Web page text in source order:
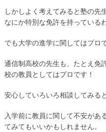
しかしよく考えてみると塾の先
なにか特別な免許を持っている
でも大学の進学に関してはプロで
通信制高校の先生も、たとえ免
校の教員としてはプロです！
安心していろいろ相談してみる
入学前に教員に関して不安があ
てみてもいいかもしれません。